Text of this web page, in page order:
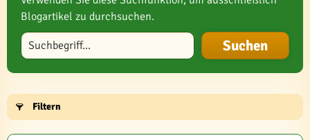
Blogartikel zu durchsuchen.
Blog durchsuchen
Filtern